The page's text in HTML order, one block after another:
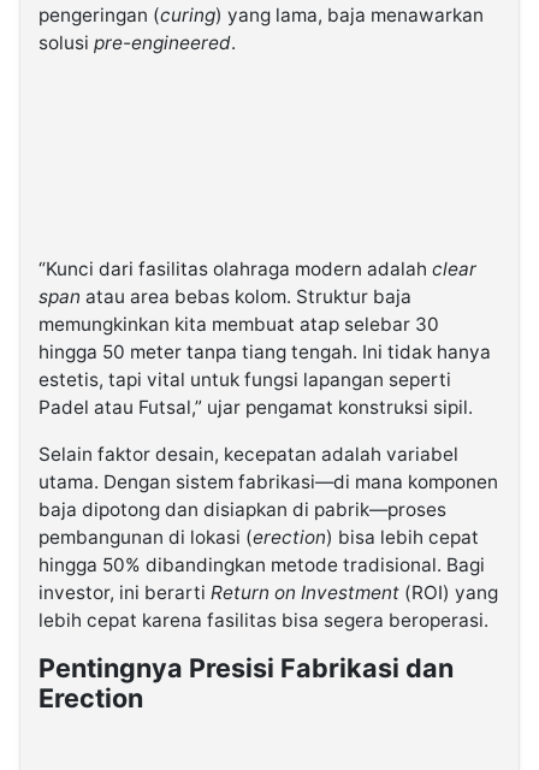
pengeringan (curing) yang lama, baja menawarkan
solusi pre-engineered.
“Kunci dari fasilitas olahraga modern adalah clear
span atau area bebas kolom. Struktur baja
memungkinkan kita membuat atap selebar 30
hingga 50 meter tanpa tiang tengah. Ini tidak hanya
estetis, tapi vital untuk fungsi lapangan seperti
Padel atau Futsal,” ujar pengamat konstruksi sipil.
Selain faktor desain, kecepatan adalah variabel
utama. Dengan sistem fabrikasi—di mana komponen
baja dipotong dan disiapkan di pabrik—proses
pembangunan di lokasi (erection) bisa lebih cepat
hingga 50% dibandingkan metode tradisional. Bagi
investor, ini berarti Return on Investment (ROI) yang
lebih cepat karena fasilitas bisa segera beroperasi.
Pentingnya Presisi Fabrikasi dan
Erection